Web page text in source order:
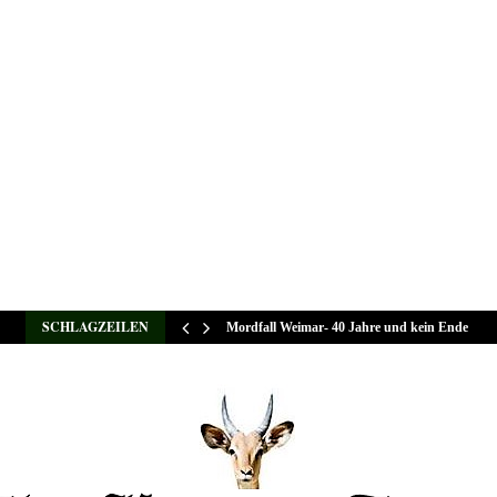
SCHLAGZEILEN Mordfall Weimar- 40 Jahre und kein Ende